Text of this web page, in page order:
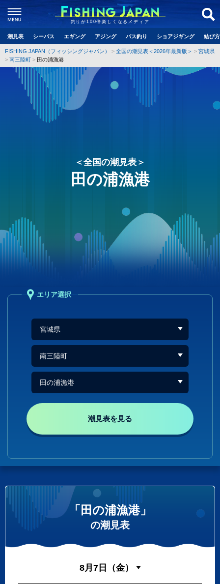
釣りが100倍楽しくなるメディア
潮見表 シーバス エギング アジング バス釣り ショアジギング 結び
FISHING JAPAN（フィッシングジャパン） 全国の潮見表＜2026年最新版＞
宮城県
南三陸町
田の浦漁港
＜全国の潮見表＞
田の浦漁港
エリア選択
潮見表を見る
「田の浦漁港」
の潮見表